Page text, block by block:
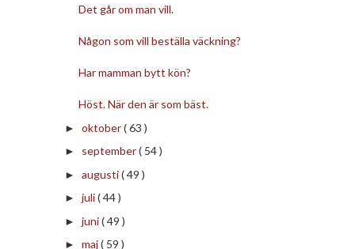
Det går om man vill.
Någon som vill beställa väckning?
Har mamman bytt kön?
Höst. När den är som bäst.
► oktober( 63 )
► september( 54 )
► augusti( 49 )
► juli( 44 )
► juni( 49 )
► maj( 59 )